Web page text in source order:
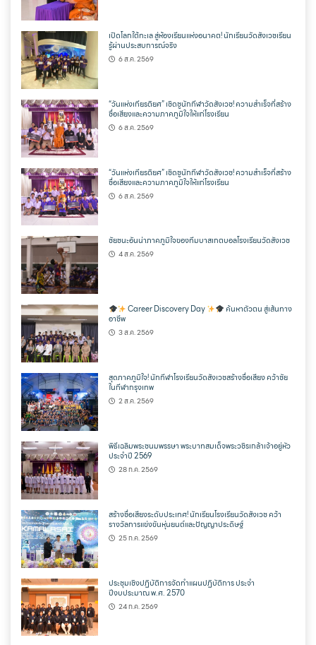
เปิดโลกใต้ทะเล สู่ห้องเรียนแห่งอนาคต! นักเรียนวัดสังเวชเรียน
รู้ผ่านประสบการณ์จริง
6 ส.ค. 2569
“วันแห่งเกียรติยศ” เชิดชูนักกีฬาวัดสังเวช! ความสำเร็จที่สร้าง
ชื่อเสียงและความภาคภูมิใจให้แก่โรงเรียน
6 ส.ค. 2569
“วันแห่งเกียรติยศ” เชิดชูนักกีฬาวัดสังเวช! ความสำเร็จที่สร้าง
ชื่อเสียงและความภาคภูมิใจให้แก่โรงเรียน
6 ส.ค. 2569
ชัยชนะอันน่าภาคภูมิใจของทีมบาสเกตบอลโรงเรียนวัดสังเวช
4 ส.ค. 2569
Career Discovery Day
ค้นหาตัวตน สู่เส้นทาง
อาชีพ
3 ส.ค. 2569
สุดภาคภูมิใจ! นักกีฬาโรงเรียนวัดสังเวชสร้างชื่อเสียง คว้าชัย
ในกีฬากรุงเทพ
2 ส.ค. 2569
พิธีเฉลิมพระชนมพรรษา พระบาทสมเด็จพระวชิรเกล้าเจ้าอยู่หัว
ประจำปี 2569
28 ก.ค. 2569
สร้างชื่อเสียงระดับประเทศ! นักเรียนโรงเรียนวัดสังเวช คว้า
รางวัลการแข่งขันหุ่นยนต์และปัญญาประดิษฐ์
25 ก.ค. 2569
ประชุมเชิงปฏิบัติการจัดทำแผนปฏิบัติการ ประจำ
ปีงบประมาณ พ.ศ. 2570
24 ก.ค. 2569